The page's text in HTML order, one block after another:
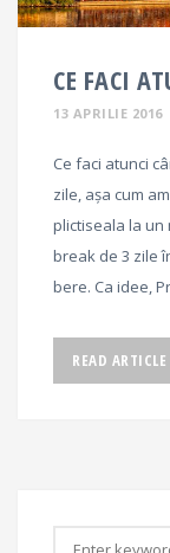
CE FACI
13 APRILIE 2016
Ce faci atunci
zile, așa cum
plictiseala la un
break de 3 zile
bere. Ca idee,
READ ARTICLE